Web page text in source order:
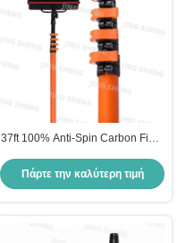
37ft 100% Anti-Spin Carbon Fiber
Pole Ανασυρόμενο μήκος Για
καθαρισμό πολυώρων
Πάρτε την καλύτερη τιμή